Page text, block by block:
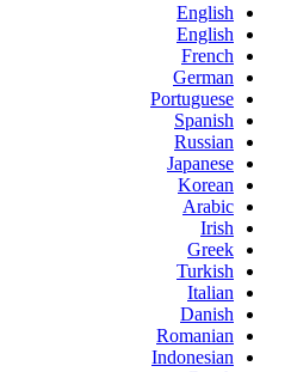
English
English
French
German
Portuguese
Spanish
Russian
Japanese
Korean
Arabic
Irish
Greek
Turkish
Italian
Danish
Romanian
Indonesian